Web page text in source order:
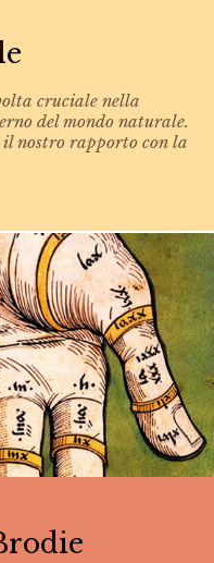
cruciale nella
del mondo naturale.
nostro rapporto con la